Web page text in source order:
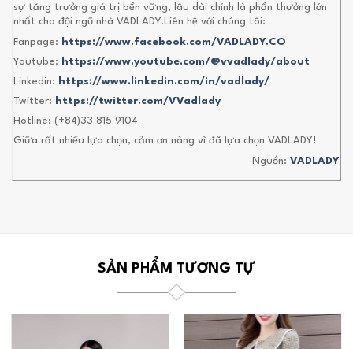
sự tăng trưởng giá trị bền vững, lâu dài chính là phần thưởng lớn
nhất cho đội ngũ nhà VADLADY.Liên hệ với chúng tôi:
Fanpage:
https://www.facebook.com/VADLADY.CO
Youtube:
https://www.youtube.com/@vvadlady/about
Linkedin:
https://www.linkedin.com/in/vadlady/
Twitter:
https://twitter.com/VVadlady
Hotline: (+84)33 815 9104
Giữa rất nhiều lựa chọn, cảm ơn nàng vì đã lựa chọn VADLADY!
Nguồn: VADLADY
SẢN PHẨM TƯƠNG TỰ